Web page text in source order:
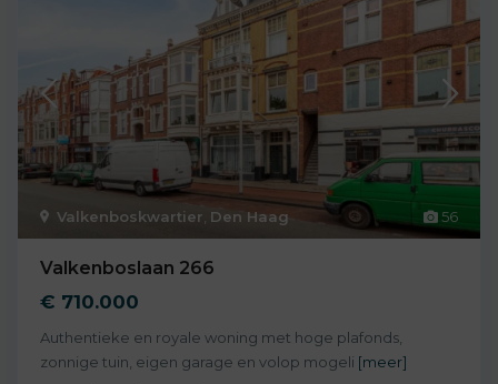
56
Valkenboskwartier Den Haag
Valkenboslaan 266
€ 710.000
Authentieke en royale woning met hoge plafonds,
zonnige tuin, eigen garage en volop mogeli [meer]